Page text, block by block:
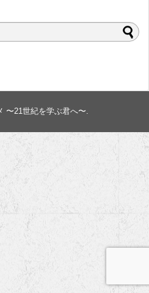
〜21世紀を学ぶ君へ〜